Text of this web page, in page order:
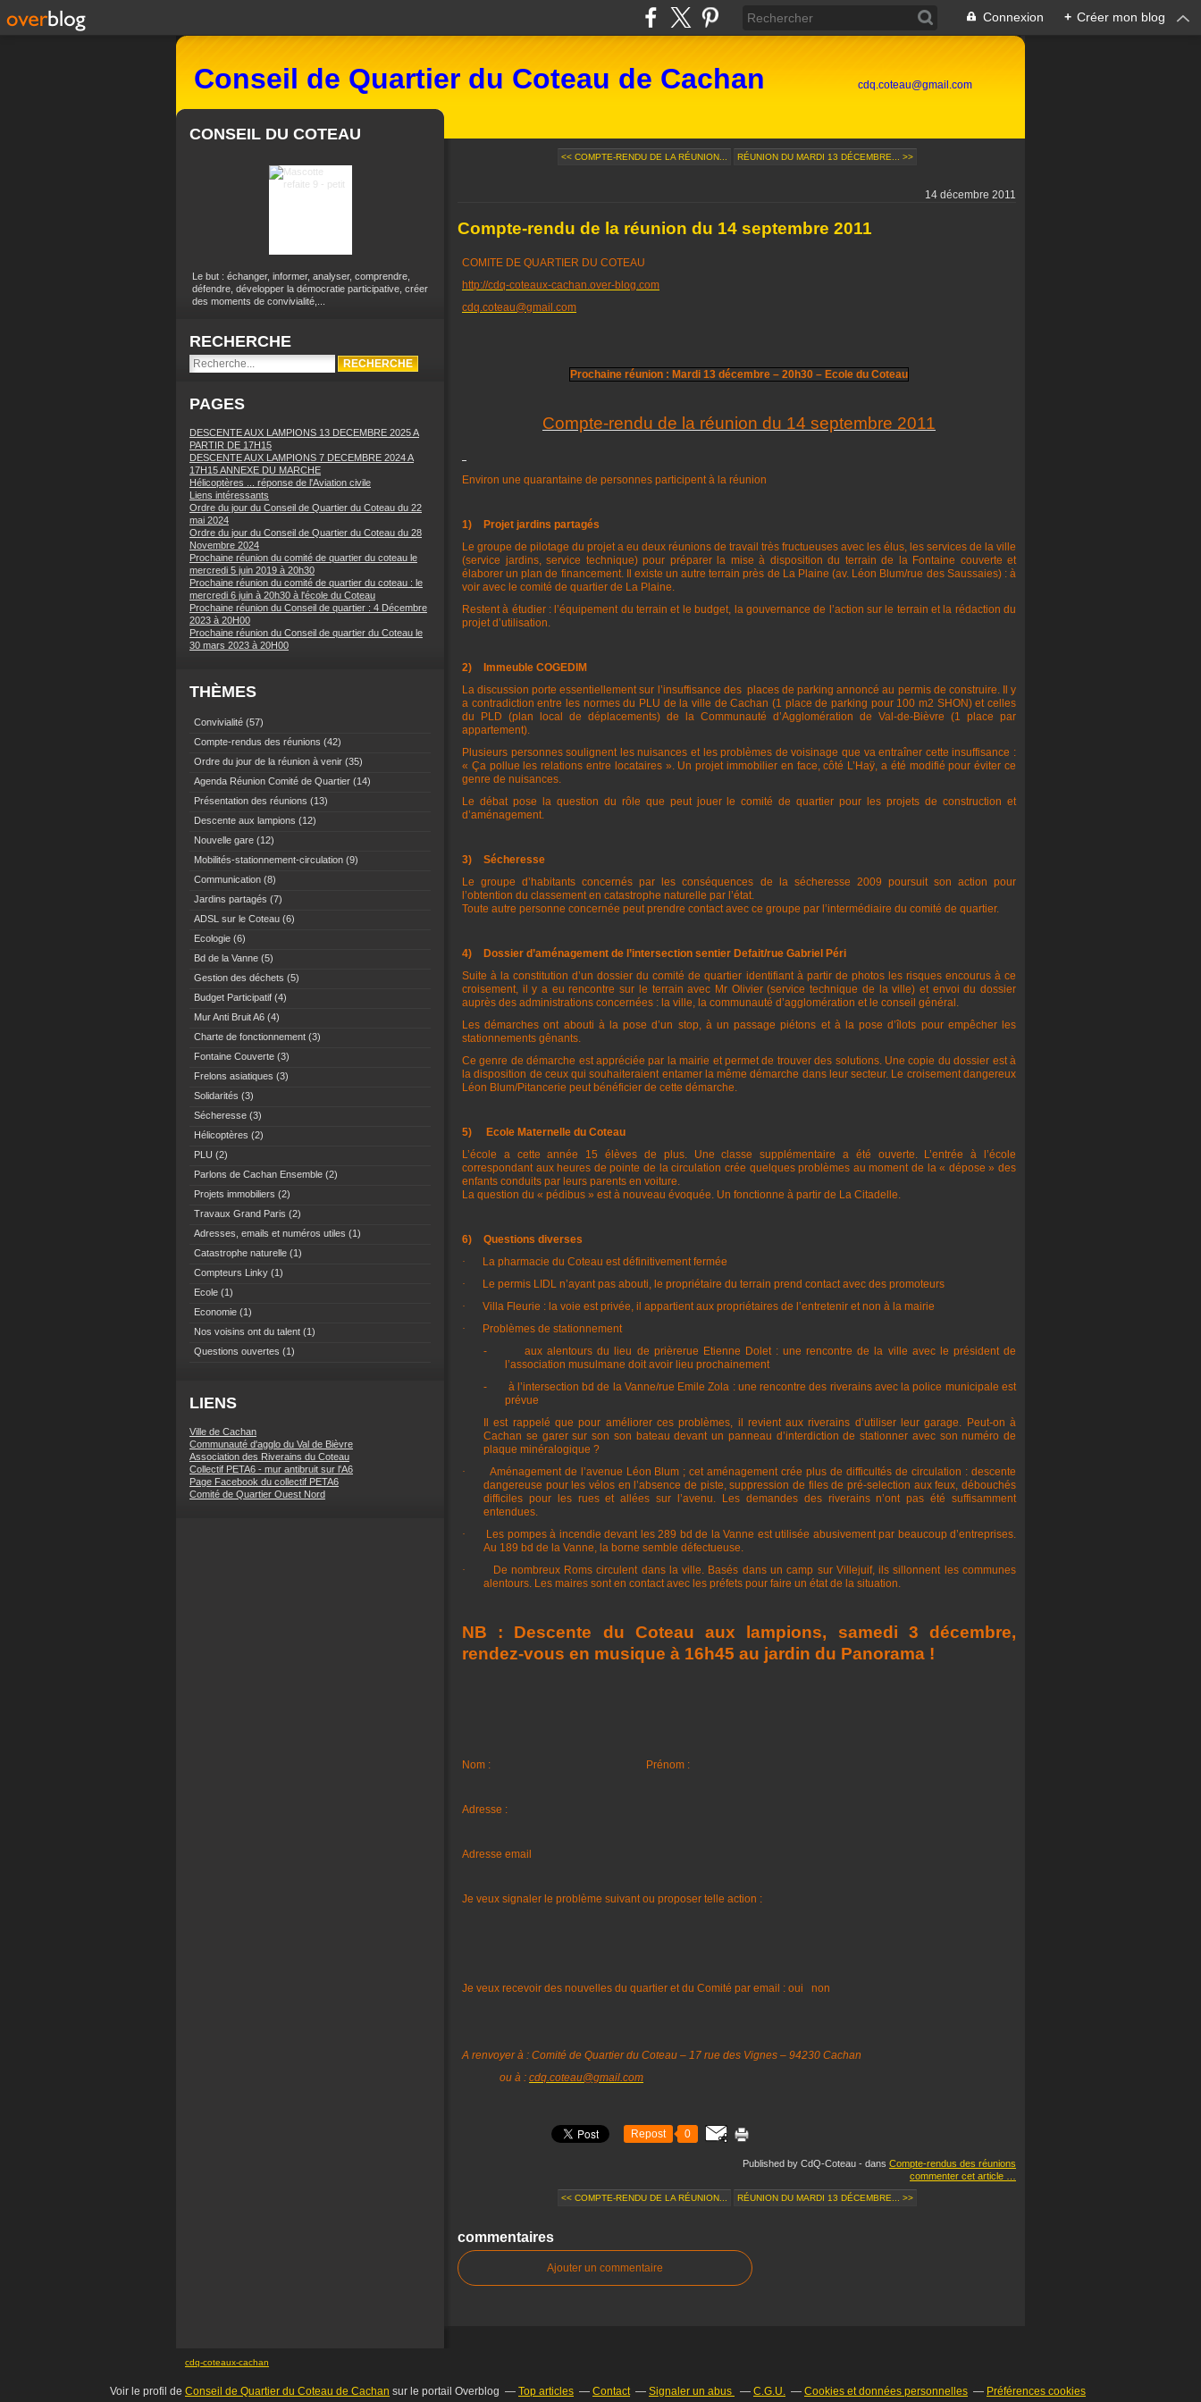
Connexion + Créer mon blog
Conseil de Quartier du Coteau de Cachan cdq.coteau@gmail.com
CONSEIL DU COTEAU
Le but : échanger, informer, analyser, comprendre,
défendre, développer la démocratie participative, créer
des moments de convivialité,...
RECHERCHE
PAGES
DESCENTE AUX LAMPIONS 13 DECEMBRE 2025 A
PARTIR DE 17H15
DESCENTE AUX LAMPIONS 7 DECEMBRE 2024 A
17H15 ANNEXE DU MARCHE
Hélicoptères ... réponse de l'Aviation civile
Liens intéressants
Ordre du jour du Conseil de Quartier du Coteau du 22
mai 2024
Ordre du jour du Conseil de Quartier du Coteau du 28
Novembre 2024
Prochaine réunion du comité de quartier du coteau le
mercredi 5 juin 2019 à 20h30
Prochaine réunion du comité de quartier du coteau : le
mercredi 6 juin à 20h30 à l'école du Coteau
Prochaine réunion du Conseil de quartier : 4 Décembre
2023 à 20H00
Prochaine réunion du Conseil de quartier du Coteau le
30 mars 2023 à 20H00
THÈMES
Convivialité (57)
Compte-rendus des réunions (42)
Ordre du jour de la réunion à venir (35)
Agenda Réunion Comité de Quartier (14)
Présentation des réunions (13)
Descente aux lampions (12)
Nouvelle gare (12)
Mobilités-stationnement-circulation (9)
Communication (8)
Jardins partagés (7)
ADSL sur le Coteau (6)
Ecologie (6)
Bd de la Vanne (5)
Gestion des déchets (5)
Budget Participatif (4)
Mur Anti Bruit A6 (4)
Charte de fonctionnement (3)
Fontaine Couverte (3)
Frelons asiatiques (3)
Solidarités (3)
Sécheresse (3)
Hélicoptères (2)
PLU (2)
Parlons de Cachan Ensemble (2)
Projets immobiliers (2)
Travaux Grand Paris (2)
Adresses, emails et numéros utiles (1)
Catastrophe naturelle (1)
Compteurs Linky (1)
Ecole (1)
Economie (1)
Nos voisins ont du talent (1)
Questions ouvertes (1)
LIENS
Ville de Cachan
Communauté d'agglo du Val de Bièvre
Association des Riverains du Coteau
Collectif PETA6 - mur antibruit sur l'A6
Page Facebook du collectif PETA6
Comité de Quartier Ouest Nord
<< COMPTE-RENDU DE LA RÉUNION... RÉUNION DU MARDI 13 DÉCEMBRE... >>
14 décembre 2011
Compte-rendu de la réunion du 14 septembre 2011
COMITE DE QUARTIER DU COTEAU
http://cdq-coteaux-cachan.over-blog.com
cdq.coteau@gmail.com
Prochaine réunion : Mardi 13 décembre – 20h30 – Ecole du Coteau
Compte-rendu de la réunion du 14 septembre 2011
Environ une quarantaine de personnes participent à la réunion
1)
Projet jardins partagés
Le groupe de pilotage du projet a eu deux réunions de travail très fructueuses avec les élus, les services de la ville
(service jardins, service technique) pour préparer la mise à disposition du terrain de la Fontaine couverte et
élaborer un plan de financement. Il existe un autre terrain près de La Plaine (av. Léon Blum/rue des Saussaies) : à
voir avec le comité de quartier de La Plaine.
Restent à étudier : l’équipement du terrain et le budget, la gouvernance de l’action sur le terrain et la rédaction du
projet d’utilisation.
2)
Immeuble COGEDIM
La discussion porte essentiellement sur l’insuffisance des places de parking annoncé au permis de construire. Il y
a contradiction entre les normes du PLU de la ville de Cachan (1 place de parking pour 100 m2 SHON) et celles
du PLD (plan local de déplacements) de la Communauté d’Agglomération de Val-de-Bièvre (1 place par
appartement).
Plusieurs personnes soulignent les nuisances et les problèmes de voisinage que va entraîner cette insuffisance :
« Ça pollue les relations entre locataires ». Un projet immobilier en face, côté L’Haÿ, a été modifié pour éviter ce
genre de nuisances.
Le débat pose la question du rôle que peut jouer le comité de quartier pour les projets de construction et
d’aménagement.
3)
Sécheresse
Le groupe d’habitants concernés par les conséquences de la sécheresse 2009 poursuit son action pour
l’obtention du classement en catastrophe naturelle par l’état.
Toute autre personne concernée peut prendre contact avec ce groupe par l’intermédiaire du comité de quartier.
4)
Dossier d’aménagement de l’intersection sentier Defait/rue Gabriel Péri
Suite à la constitution d’un dossier du comité de quartier identifiant à partir de photos les risques encourus à ce
croisement, il y a eu rencontre sur le terrain avec Mr Olivier (service technique de la ville) et envoi du dossier
auprès des administrations concernées : la ville, la communauté d’agglomération et le conseil général.
Les démarches ont abouti à la pose d’un stop, à un passage piétons et à la pose d’îlots pour empêcher les
stationnements gênants.
Ce genre de démarche est appréciée par la mairie et permet de trouver des solutions. Une copie du dossier est à
la disposition de ceux qui souhaiteraient entamer la même démarche dans leur secteur. Le croisement dangereux
Léon Blum/Pitancerie peut bénéficier de cette démarche.
5)
Ecole Maternelle du Coteau
L’école a cette année 15 élèves de plus. Une classe supplémentaire a été ouverte. L’entrée à l’école
correspondant aux heures de pointe de la circulation crée quelques problèmes au moment de la « dépose » des
enfants conduits par leurs parents en voiture.
La question du « pédibus » est à nouveau évoquée. Un fonctionne à partir de La Citadelle.
6)
Questions diverses
·
La pharmacie du Coteau est définitivement fermée
·
Le permis LIDL n’ayant pas abouti, le propriétaire du terrain prend contact avec des promoteurs
·
Villa Fleurie : la voie est privée, il appartient aux propriétaires de l’entretenir et non à la mairie
·
Problèmes de stationnement
-
aux alentours du lieu de prièrerue Etienne Dolet : une rencontre de la ville avec le président de
l’association musulmane doit avoir lieu prochainement
-
à l’intersection bd de la Vanne/rue Emile Zola : une rencontre des riverains avec la police municipale est
prévue
Il est rappelé que pour améliorer ces problèmes, il revient aux riverains d’utiliser leur garage. Peut-on à
Cachan se garer sur son son bateau devant un panneau d’interdiction de stationner avec son numéro de
plaque minéralogique ?
·
Aménagement de l’avenue Léon Blum ; cet aménagement crée plus de difficultés de circulation : descente
dangereuse pour les vélos en l’absence de piste, suppression de files de pré-selection aux feux, débouchés
difficiles pour les rues et allées sur l’avenu. Les demandes des riverains n’ont pas été suffisamment
entendues.
·
Les pompes à incendie devant les 289 bd de la Vanne est utilisée abusivement par beaucoup d’entreprises.
Au 189 bd de la Vanne, la borne semble défectueuse.
·
De nombreux Roms circulent dans la ville. Basés dans un camp sur Villejuif, ils sillonnent les communes
alentours. Les maires sont en contact avec les préfets pour faire un état de la situation.
NB : Descente du Coteau aux lampions, samedi 3 décembre,
rendez-vous en musique à 16h45 au jardin du Panorama !
Nom : Prénom :
Adresse :
Adresse email
Je veux signaler le problème suivant ou proposer telle action :
Je veux recevoir des nouvelles du quartier et du Comité par email : oui non
A renvoyer à : Comité de Quartier du Coteau – 17 rue des Vignes – 94230 Cachan
ou à : cdq.coteau@gmail.com
Repost 0
Published by CdQ-Coteau - dans Compte-rendus des réunions
commenter cet article
<< COMPTE-RENDU DE LA RÉUNION... RÉUNION DU MARDI 13 DÉCEMBRE... >>
commentaires
Ajouter un commentaire
cdq-coteaux-cachan
Voir le profil de Conseil de Quartier du Coteau de Cachan sur le portail Overblog Top articles Contact Signaler un abus C.G.U. Cookies et données personnelles Préférences cookies